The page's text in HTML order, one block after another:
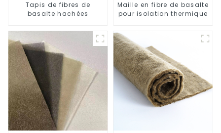
Tapis de fibres de
basalte hachées
Maille en fibre de basalte
pour isolation thermique